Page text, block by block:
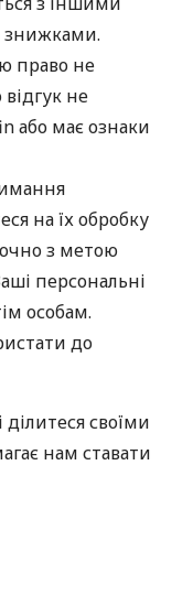
знижками.
право не
не
або має ознаки
на їх обробку
з метою
персональні
особам.
до
своїми
нам ставати